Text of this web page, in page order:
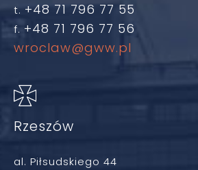
t. +48 71 796 77 55
f. +48 71 796 77 56
wroclaw@gww.pl
Rzeszów
al. Piłsudskiego 44